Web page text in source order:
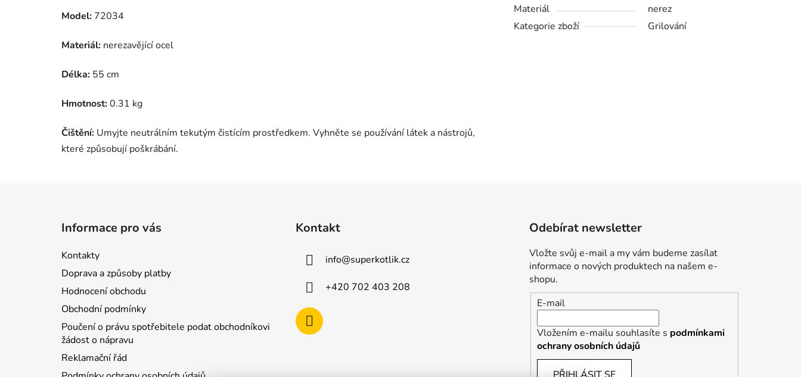
Model: 72034
Materiál: nerezavějící ocel
Délka: 55 cm
Hmotnost:0.31 kg
Čištění: Umyjte neutrálním tekutým čistícím prostředkem. Vyhněte se používání látek a nástrojů,
které způsobují poškrábání.
Materiál
nerez
Kategorie zboží
Grilování
Informace pro vás
Kontakty
Doprava a způsoby platby
Hodnocení obchodu
Obchodní podmínky
Poučení o právu spotřebitele podat obchodníkovi
žádost o nápravu
Reklamační řád
Kontakt
info@superkotlik.cz
+420 702 403 208
Odebírat newsletter
Vložte svůj e-mail a my vám budeme zasílat
informace o nových produktech na našem e-
shopu.
E-mail
Vložením e-mailu souhlasíte s podmínkami
ochrany osobních údajů